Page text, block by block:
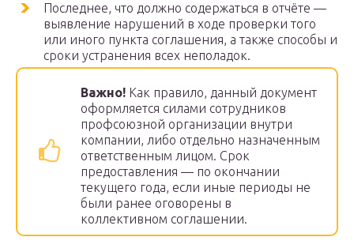
Последнее, что должно содержаться в отчёте —
выявление нарушений в ходе проверки того
или иного пункта соглашения, а также способы и
сроки устранения всех неполадок.
Важно! Как правило, данный документ
оформляется силами сотрудников
профсоюзной организации внутри
компании, либо отдельно назначенным
ответственным лицом. Срок
предоставления — по окончании
текущего года, если иные периоды не
были ранее оговорены в
коллективном соглашении.